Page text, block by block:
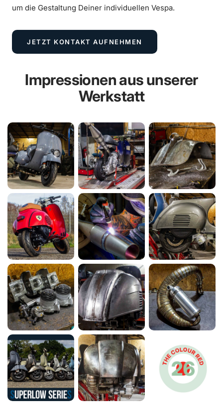
um die Gestaltung Deiner individuellen Vespa.
JETZT KONTAKT AUFNEHMEN
Impressionen aus unserer
Werkstatt
Vespa 250ccm Wideframe Umbau mit
Scheibenbremse und Sitzbanktank
MEHR ERFAHREN